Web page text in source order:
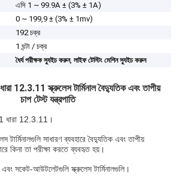
এসি 1 ~ 99.9A ± (3% ± 1A)
0 ~ 199,9 ± (3% ± 1mv)
192 চক্র
1 ঘন্টা / চক্র
ধৈর্য পরীক্ষক স্যুইচ করুন,লাইফ টেস্টিং মেশিন স্যুইচ করুন
12.3.11 স্ক্রুলেস টার্মিনাল বৈদ্যুতিক এবং তাপীয়
চাপ টেস্ট যন্ত্রপাতি
12.3.11।
টার্মিনালগুলি সাধারণ ব্যবহারে বৈদ্যুতিক এবং তাপীয়
কিনা তা পরীক্ষা করতে ব্যবহৃত হয়।
সকেট-আউটলেটগুলি স্ক্রুলেস টার্মিনালগুলি।